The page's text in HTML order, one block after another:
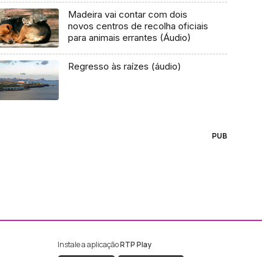
Madeira vai contar com dois
novos centros de recolha oficiais
para animais errantes (Áudio)
Regresso às raízes (áudio)
PUB
Instale a aplicaçãoRTP Play